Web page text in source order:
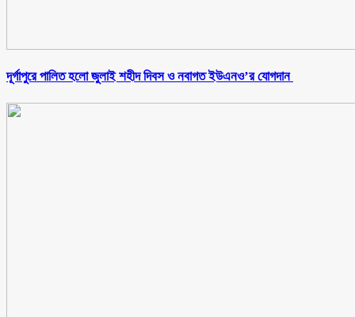
‎দূর্গাপুরে পালিত হলো জুলাই শহীদ দিবস ও নবাগত ইউএনও’র যোগদান ‎